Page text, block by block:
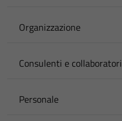
Organizzazione
Consulenti e collaboratori
Personale